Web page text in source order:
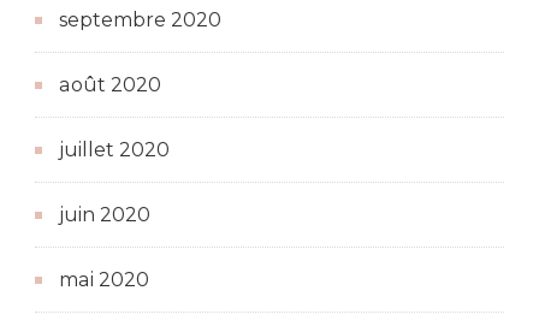
septembre 2020
août 2020
juillet 2020
juin 2020
mai 2020